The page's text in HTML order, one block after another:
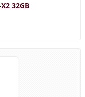
32GB